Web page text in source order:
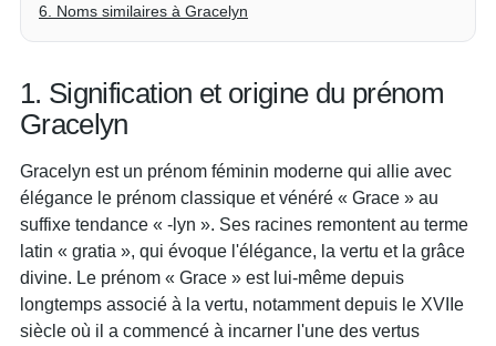
6. Noms similaires à Gracelyn
1. Signification et origine du prénom
Gracelyn
Gracelyn est un prénom féminin moderne qui allie avec
élégance le prénom classique et vénéré « Grace » au
suffixe tendance « -lyn ». Ses racines remontent au terme
latin « gratia », qui évoque l'élégance, la vertu et la grâce
divine. Le prénom « Grace » est lui-même depuis
longtemps associé à la vertu, notamment depuis le XVIIe
siècle où il a commencé à incarner l'une des vertus